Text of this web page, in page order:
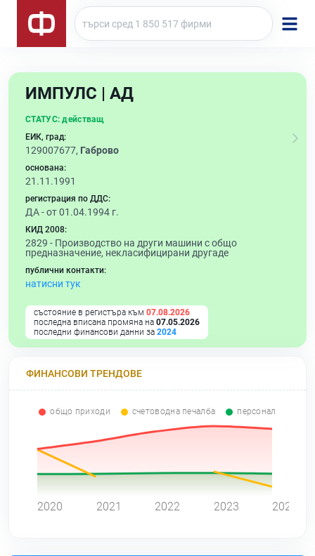
ИМПУЛС | АД
СТАТУС: действащ
ЕИК, град:
129007677, Габрово
основана:
21.11.1991
регистрация по ДДС:
ДА - от 01.04.1994 г.
КИД 2008:
2829 - Производство на други машини с общо
предназначение, некласифицирани другаде
публични контакти:
натисни тук
състояние в регистъра към 07.08.2026
последна вписана промяна на 07.05.2026
последни финансови данни за 2024
ФИНАНСОВИ ТРЕНДОВЕ
общо приходи счетоводна печалба персонал
2020 2021 2022 2023 2024